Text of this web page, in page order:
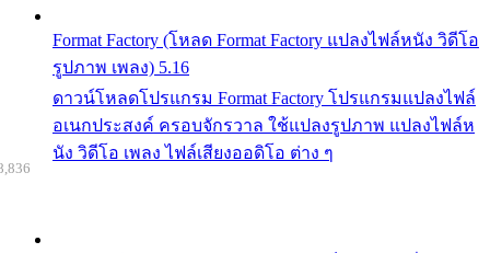
Format Factory (โหลด Format Factory แปลงไฟล์หนัง วิดีโอ
รูปภาพ เพลง) 5.16
ดาวน์โหลดโปรแกรม Format Factory โปรแกรมแปลงไฟล์
อเนกประสงค์ ครอบจักรวาล ใช้แปลงรูปภาพ แปลงไฟล์ห
นัง วิดีโอ เพลง ไฟล์เสียงออดิโอ ต่าง ๆ